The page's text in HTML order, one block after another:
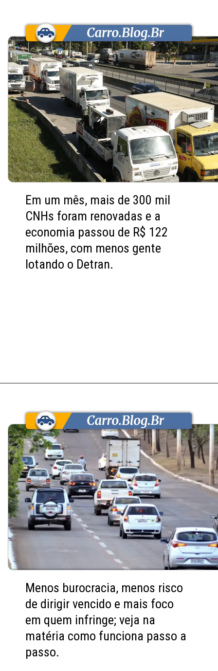
Em um mês, mais de 300 mil
CNHs foram renovadas e a
economia passou de R$ 122
milhões, com menos gente
lotando o Detran.
Menos burocracia, menos risco
de dirigir vencido e mais foco
em quem infringe; veja na
matéria como funciona passo a
passo.